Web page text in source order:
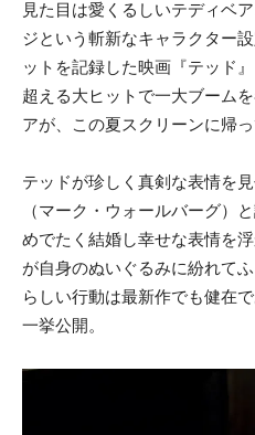
見た目は愛くるしいテディベ
ジという斬新なキャラクター
ットを記録した映画『テッド
超える大ヒットで一大ブーム
アが、この夏スクリーンに帰っ
テッドが珍しく真剣な表情を
（マーク・ウォールバーグ）
めでたく結婚し幸せな表情を
が自身のぬいぐるみに紛れて
らしい行動は最新作でも健在
一挙公開。